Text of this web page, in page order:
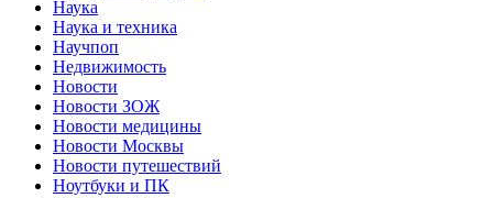
Наука
Наука и техника
Научпоп
Недвижимость
Новости
Новости ЗОЖ
Новости медицины
Новости Москвы
Новости путешествий
Ноутбуки и ПК